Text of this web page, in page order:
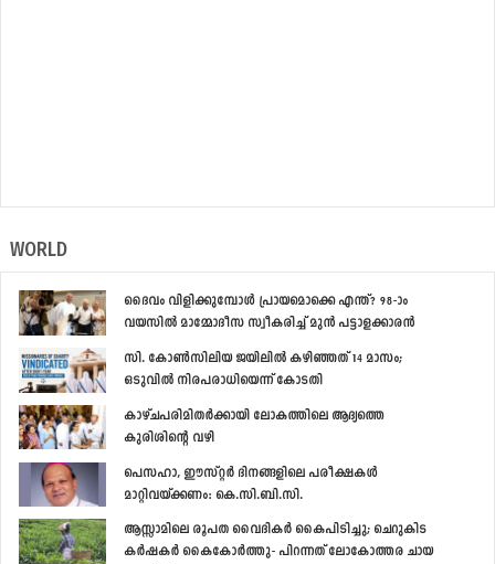
WORLD
ദൈവം വിളിക്കുമ്പോള്‍ പ്രായമൊക്കെ എന്ത്? 98-ാം
വയസില്‍ മാമ്മോദീസ സ്വീകരിച്ച് മുന്‍ പട്ടാളക്കാരന്‍
സി. കോണ്‍സിലിയ ജയിലില്‍ കഴിഞ്ഞത് 14 മാസം;
ഒടുവില്‍ നിരപരാധിയെന്ന് കോടതി
കാഴ്ചപരിമിതര്‍ക്കായി ലോകത്തിലെ ആദ്യത്തെ
കുരിശിന്‍റെ വഴി
പെസഹാ, ഈസ്റ്റര്‍ ദിനങ്ങളിലെ പരീക്ഷകള്‍
മാറ്റിവയ്ക്കണം: കെ.സി.ബി.സി.
ആസ്സാമിലെ രൂപത വൈദികര്‍ കൈപിടിച്ചു; ചെറുകിട
കര്‍ഷകര്‍ കൈകോര്‍ത്തു- പിറന്നത് ലോകോത്തര ചായ